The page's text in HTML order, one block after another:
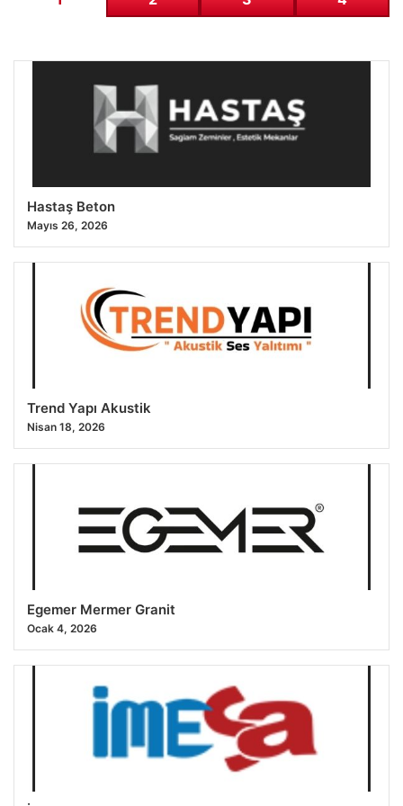
Hastaş Beton
Mayıs 26, 2026
Trend Yapı Akustik
Nisan 18, 2026
Egemer Mermer Granit
Ocak 4, 2026